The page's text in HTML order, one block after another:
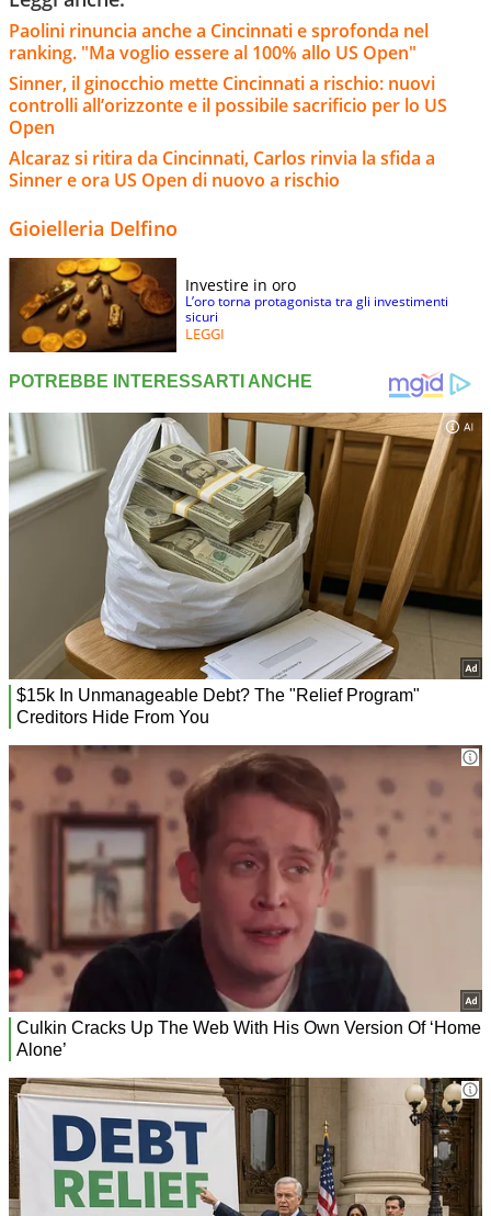
Paolini rinuncia anche a Cincinnati e sprofonda nel
ranking. "Ma voglio essere al 100% allo US Open"
Sinner, il ginocchio mette Cincinnati a rischio: nuovi
controlli all’orizzonte e il possibile sacrificio per lo US
Open
Alcaraz si ritira da Cincinnati, Carlos rinvia la sfida a
Sinner e ora US Open di nuovo a rischio
Gioielleria Delfino
Investire in oro
L’oro torna protagonista tra gli investimenti
sicuri
LEGGI